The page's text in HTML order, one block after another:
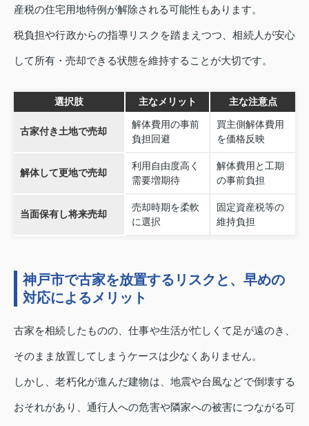
産税の住宅用地特例が解除される可能性もあります。
税負担や行政からの指導リスクを踏まえつつ、相続人が安心
して所有・売却できる状態を維持することが大切です。
選択肢 主なメリット 主な注意点
古家付き土地で売却
解体費用の事前
負担回避
買主側解体費用
を価格反映
解体して更地で売却
利用自由度高く
需要増期待
解体費用と工期
の事前負担
当面保有し将来売却
売却時期を柔軟
に選択
固定資産税等の
維持負担
神戸市で古家を放置するリスクと、早めの
対応によるメリット
古家を相続したものの、仕事や生活が忙しくて足が遠のき、
そのまま放置してしまうケースは少なくありません。
しかし、老朽化が進んだ建物は、地震や台風などで倒壊する
おそれがあり、通行人への危害や隣家への被害につながる可